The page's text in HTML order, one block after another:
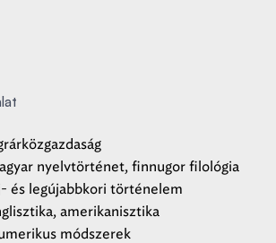
nyelvtörténet, finnugor filológia
és legújabbkori történelem
amerikanisztika
módszerek